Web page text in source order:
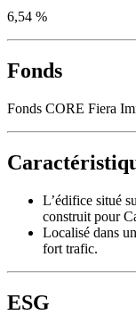
6,54 %
Fonds
Fonds CORE Fiera
L’édifice situé
construit pour
Localisé dans
fort trafic.
ESG